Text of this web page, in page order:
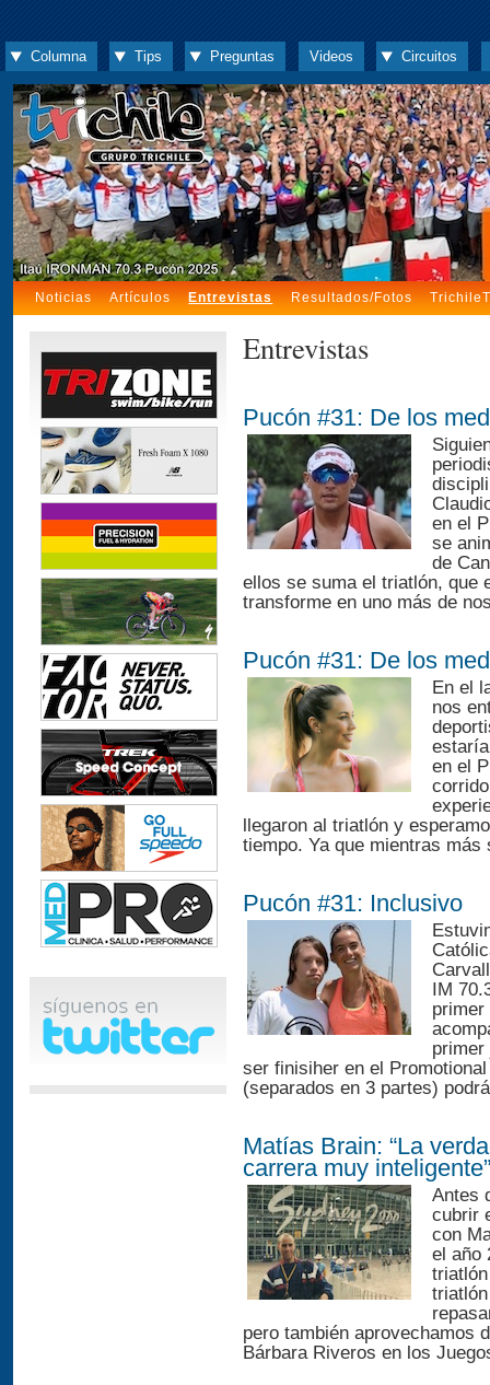
Columna Tips Preguntas Videos Circuitos
Noticias Artículos Entrevistas Resultados/Fotos
Entrevistas
Pucón #31: De los
en el
se
de
ellos se suma el triatlón, que
transforme en uno más de
Pucón #31: De los
En el
nos
en el
llegaron al triatlón y
tiempo. Ya que mientras
Pucón #31: Inclusivo
IM
primer
primer
ser finisiher en el
(separados en 3 partes)
Matías Brain: “La
carrera muy inteligente”
Antes
cubrir
con
el año
pero también aprovechamos
Bárbara Riveros en los